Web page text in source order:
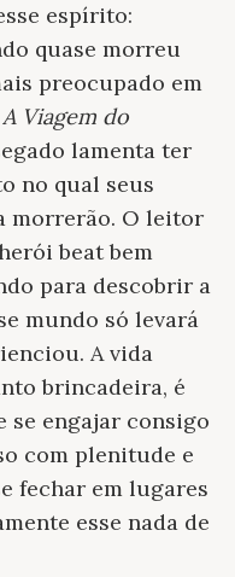
espírito:
quase morreu
preocupado em
A Viagem do
lamenta ter
no qual seus
morrerão. O leitor
beat bem
para descobrir a
mundo só levará
A vida
brincadeira, é
se engajar consigo
com plenitude e
fechar em lugares
esse nada de